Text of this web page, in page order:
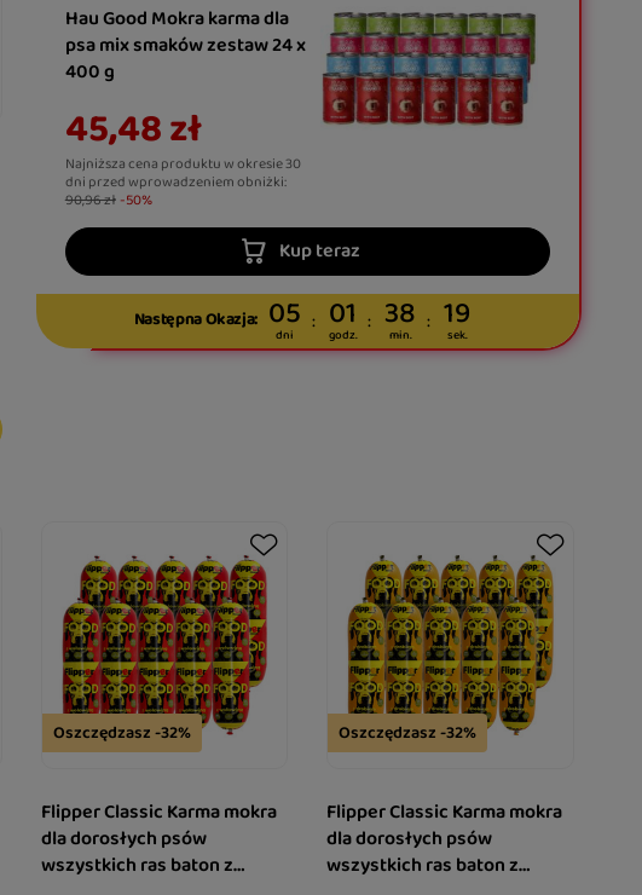
Hau Good Mokra karma dla
psa mix smaków zestaw 24 x
400 g
45,48 zł
Najniższa cena produktu w okresie 30
dni przed wprowadzeniem obniżki:
90,96 zł -50%
Kup teraz
Następna Okazja:
dni
05 godz.
01 min.
38 sek.
18
Oszczędzasz -32%
Flipper Classic Karma mokra
dla dorosłych psów
wszystkich ras baton z
Oszczędzasz -32%
Flipper Classic Karma mokra
dla dorosłych psów
wszystkich ras baton z